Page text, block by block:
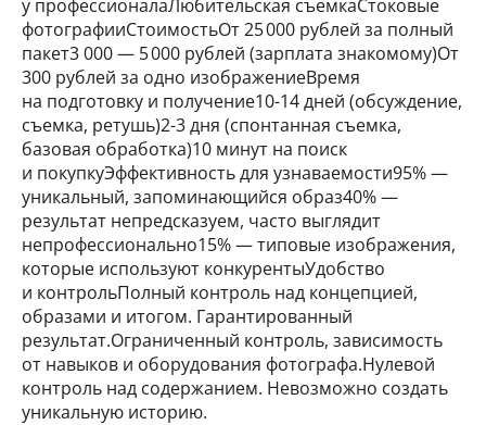
у профессионалаЛюбительская съемкаСтоковые
фотографииСтоимостьОт 25 000 рублей за полный
пакет3 000 — 5 000 рублей (зарплата знакомому)От
300 рублей за одно изображениеВремя
на подготовку и получение10-14 дней (обсуждение,
съемка, ретушь)2-3 дня (спонтанная съемка,
базовая обработка)10 минут на поиск
и покупкуЭффективность для узнаваемости95% —
уникальный, запоминающийся образ40% —
результат непредсказуем, часто выглядит
непрофессионально15% — типовые изображения,
которые используют конкурентыУдобство
и контрольПолный контроль над концепцией,
образами и итогом. Гарантированный
результат.Ограниченный контроль, зависимость
от навыков и оборудования фотографа.Нулевой
контроль над содержанием. Невозможно создать
уникальную историю.